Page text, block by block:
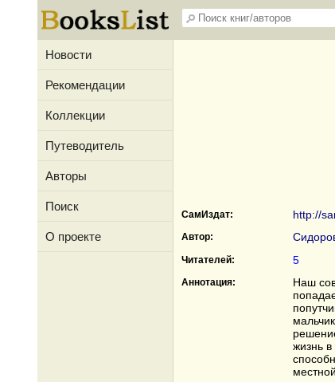
Новости
Рекомендации
Коллекции
Путеводитель
Авторы
Поиск
О проекте
СамИздат: http://
Автор:
Читателей:
5
Аннотация:
Наш
жизнь